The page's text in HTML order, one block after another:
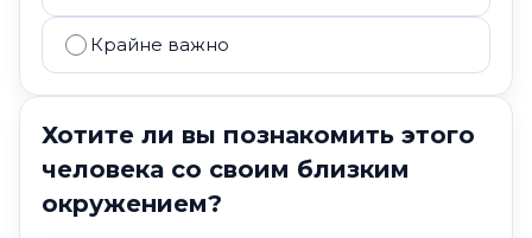
Крайне важно
Хотите ли вы познакомить этого
человека со своим близким
окружением?